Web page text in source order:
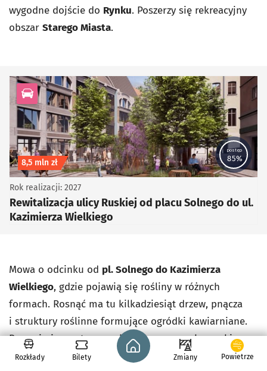
wygodne dojście do Rynku. Poszerzy się rekreacyjny
obszar Starego Miasta.
kategoria Infrastruktura drogowa
postęp
85%
Koszt inwestycji
8,5 mln zł
Rewitalizacja ulicy Ruskiej od placu Solnego do ul.
Kazimierza Wielkiego
Rok realizacji: 2027
Mowa o odcinku od pl. Solnego do Kazimierza
Wielkiego, gdzie pojawią się rośliny w różnych
formach. Rosnąć ma tu kilkadziesiąt drzew, pnącza
i struktury roślinne formujące ogródki kawiarniane.
Poza nimi powstaną parkingi rowerowe, ławeczki
i skwer w miejscu dawnej bramy miejskiej.
Rozkłady Bilety
Strona główna - wroclaw.pl
Zmiany Powietrze